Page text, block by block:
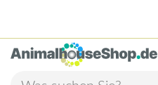
»2.238